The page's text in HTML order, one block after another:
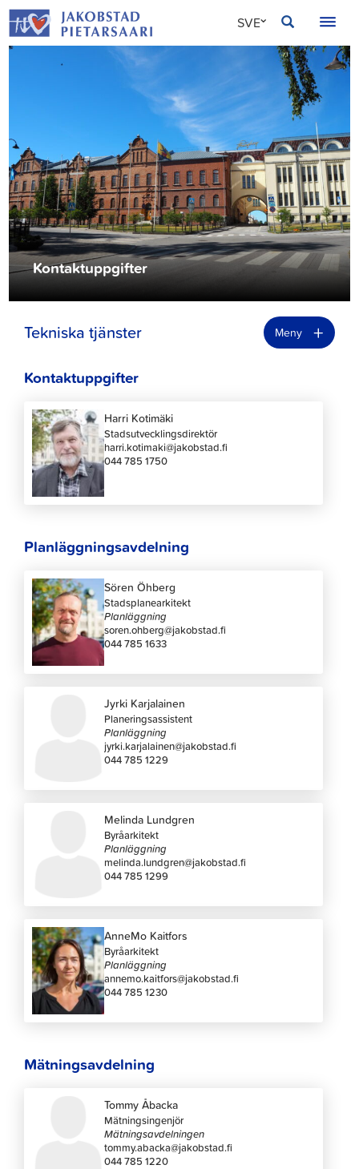
Hoppa
till
innehållet
SVE
ENG
Kontaktuppgifter
Tekniska tjänster Meny +
Kontaktuppgifter
Harri Kotimäki
Stadsutvecklingsdirektör
harri.kotimaki@jakobstad.fi
044 785 1750
Planläggningsavdelning
Sören Öhberg
Stadsplanearkitekt
Planläggning
soren.ohberg@jakobstad.fi
044 785 1633
Jyrki Karjalainen
Planeringsassistent
Planläggning
jyrki.karjalainen@jakobstad.fi
044 785 1229
Melinda Lundgren
Byråarkitekt
Planläggning
melinda.lundgren@jakobstad.fi
044 785 1299
AnneMo Kaitfors
Byråarkitekt
Planläggning
annemo.kaitfors@jakobstad.fi
044 785 1230
Mätningsavdelning
Tommy Åbacka
Mätningsingenjör
Mätningsavdelningen
tommy.abacka@jakobstad.fi
044 785 1220